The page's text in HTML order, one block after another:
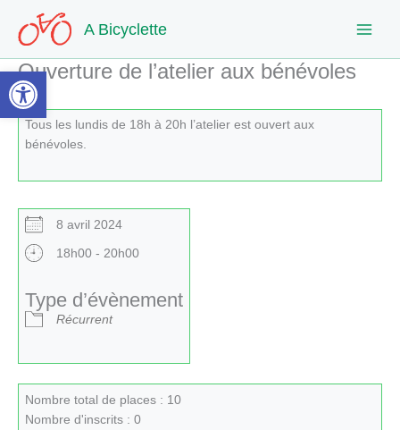
Ouvrir la barre d’outils
contenu
A Bicyclette
Ouverture de l’atelier aux bénévoles
Tous les lundis de 18h à 20h l’atelier est ouvert aux
bénévoles.
8 avril 2024
18h00 - 20h00
Type d’évènement
Récurrent
Nombre total de places : 10
Nombre d'inscrits : 0